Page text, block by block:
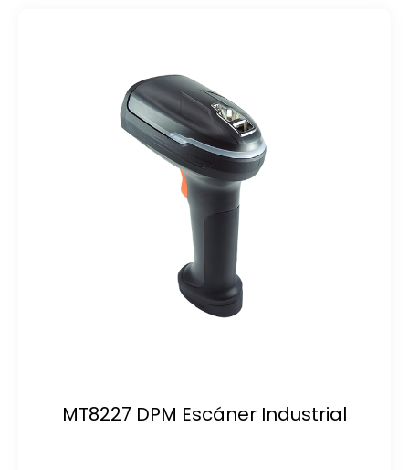
MT8227 DPM Escáner Industrial